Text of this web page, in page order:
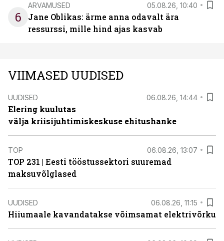
6
ARVAMUSED 05.08.26, 10:40
Jane Oblikas: ärme anna odavalt ära
ressurssi, mille hind ajas kasvab
VIIMASED UUDISED
UUDISED 06.08.26, 14:44
Elering kuulutas
välja kriisijuhtimiskeskuse ehitushanke
TOP 06.08.26, 13:07
TOP 231 | Eesti tööstussektori suuremad
maksuvõlglased
UUDISED 06.08.26, 11:15
Hiiumaale kavandatakse võimsamat elektrivõrku